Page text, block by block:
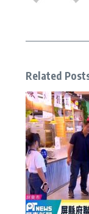
Related